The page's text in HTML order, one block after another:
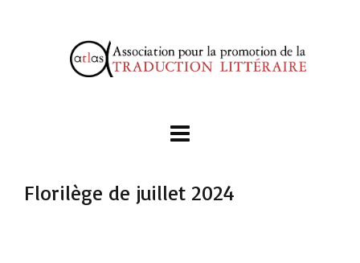
Florilège de juillet 2024